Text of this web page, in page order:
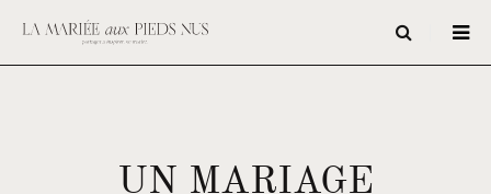
UN MARIAGE